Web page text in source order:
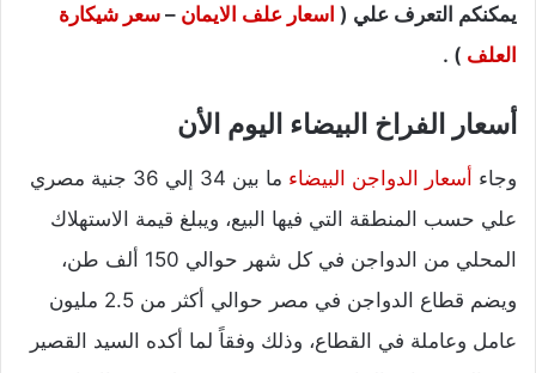
يمكنكم التعرف علي ( اسعار علف الايمان – سعر شيكارة
العلف ) .
أسعار الفراخ البيضاء اليوم الأن
وجاء أسعار الدواجن البيضاء
ما بين 34 إلي 36 جنية مصري
علي حسب المنطقة التي فيها البيع، ويبلغ قيمة الاستهلاك
المحلي من الدواجن في كل شهر حوالي 150 ألف طن،
ويضم قطاع الدواجن في مصر حوالي أكثر من 2.5 مليون
عامل وعاملة في القطاع، وذلك وفقاً لما أكده السيد القصير